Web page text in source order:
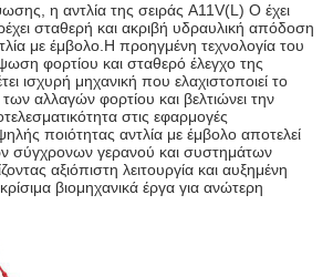
η αντλία της σειράς A11V(L) O έχει
σταθερή και ακριβή υδραυλική απόδοση
με έμβολο.Η προηγμένη τεχνολογία του
φορτίου και σταθερό έλεγχο της
ισχυρή μηχανική που ελαχιστοποιεί το
αλλαγών φορτίου και βελτιώνει την
στις εφαρμογές
ποιότητας αντλία με έμβολο αποτελεί
σύγχρονων γερανού και συστημάτων
αξιόπιστη λειτουργία και αυξημένη
βιομηχανικά έργα για ανώτερη